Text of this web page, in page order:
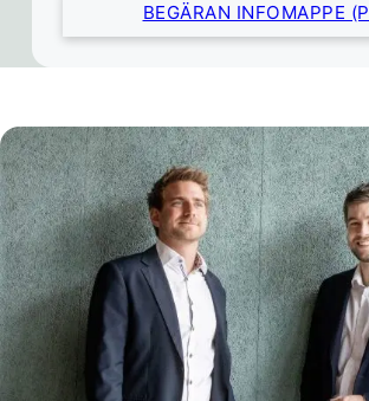
BEGÄRAN INFOMAPPE